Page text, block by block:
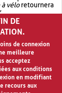
à véloretournera
.
.garage OR vélo
à vélo
DE
de connexion
meilleure
acceptez
aux conditions
en modifiant
recours aux